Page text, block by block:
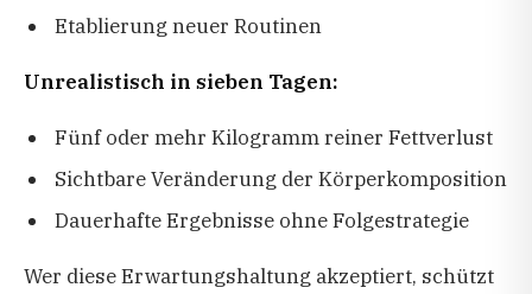
Etablierung neuer Routinen
Unrealistisch in sieben Tagen:
Fünf oder mehr Kilogramm reiner Fettverlust
Sichtbare Veränderung der Körperkomposition
Dauerhafte Ergebnisse ohne Folgestrategie
Wer diese Erwartungshaltung akzeptiert, schützt